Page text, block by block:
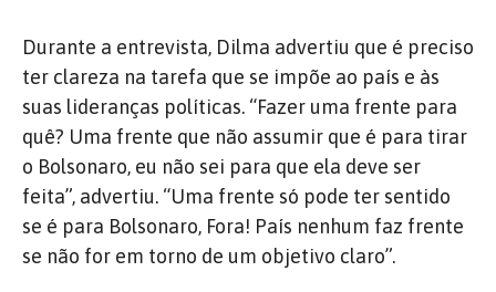
Durante a entrevista, Dilma advertiu que é preciso
ter clareza na tarefa que se impõe ao país e às
suas lideranças políticas. “Fazer uma frente para
quê? Uma frente que não assumir que é para tirar
o Bolsonaro, eu não sei para que ela deve ser
feita”, advertiu. “Uma frente só pode ter sentido
se é para Bolsonaro, Fora! País nenhum faz frente
se não for em torno de um objetivo claro”.